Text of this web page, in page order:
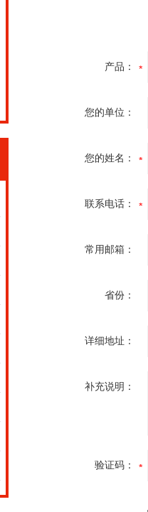
产品：
您的单位：
您的姓名：
联系电话：
常用邮箱：
省份：
详细地址：
补充说明：
验证码：